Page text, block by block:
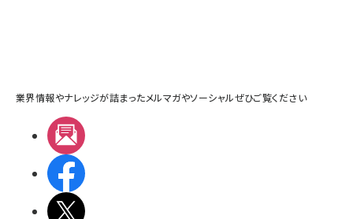
業界情報やナレッジが詰まったメルマガやソーシャルぜひご覧ください